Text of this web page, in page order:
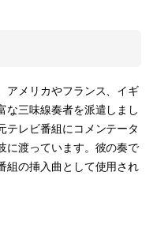
メリカやフランス、イギ
な三味線奏者を派遣しまし
テレビ番組にコメンテータ
に渡っています。彼の奏で
組の挿入曲として使用され